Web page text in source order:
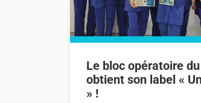
Le bloc opératoire
obtient son label «
» !